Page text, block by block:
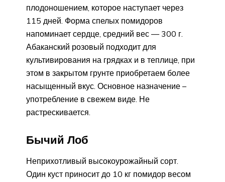
плодоношением, которое наступает через
115 дней. Форма спелых помидоров
напоминает сердце, средний вес — 300 г.
Абаканский розовый подходит для
культивирования на грядках и в теплице, при
этом в закрытом грунте приобретаем более
насыщенный вкус. Основное назначение –
употребление в свежем виде. Не
растрескивается.
Бычий Лоб
Неприхотливый высокоурожайный сорт.
Один куст приносит до 10 кг помидор весом